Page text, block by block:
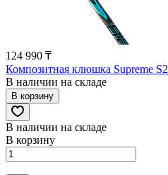
124 990 ₸
Композитная клюшка Supreme
В наличии на складе
В корзину
В наличии на складе
В корзину